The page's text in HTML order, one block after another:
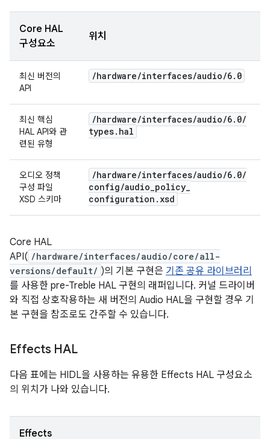
Core HAL
구성요소
위치
최신 버전의
API
/hardware/interfaces/audio/6. 0
최신 핵심
HAL API와 관
련된 유형
/hardware/interfaces/audio/6. 0/
types. hal
오디오 정책
구성 파일
XSD 스키마
/hardware/interfaces/audio/6. 0/
config/audio_policy_
configuration . xsd
Core HAL
API( /hardware/interfaces/audio/core/all-
versions/default/ )의 기본 구현은 기존 공유 라이브러리
를 사용한 pre-Treble HAL 구현의 래퍼입니다. 커널 드라이버
와 직접 상호작용하는 새 버전의 Audio HAL을 구현할 경우 기
본 구현을 참조로도 간주할 수 있습니다.
Effects HAL
다음 표에는 HIDL을 사용하는 유용한 Effects HAL 구성요소
의 위치가 나와 있습니다.
Effects